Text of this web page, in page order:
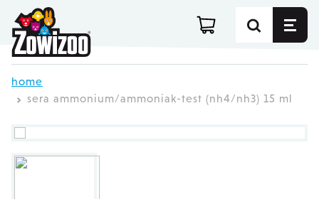
Ga direct door naar de inhoud
home
sera ammonium/ammoniak-test (nh4/nh3) 15 ml